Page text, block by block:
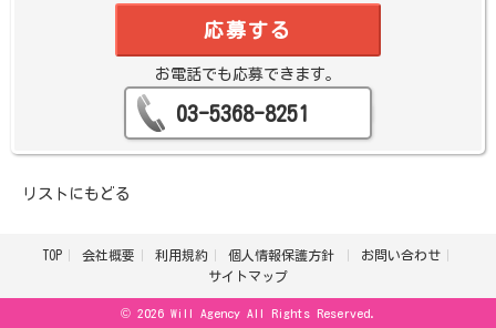
応募する
お電話でも応募できます。
03-5368-8251
リストにもどる
TOP 会社概要 利用規約 個人情報保護方針
お問い合わせ
サイトマップ
© 2026 Will Agency All Rights Reserved.